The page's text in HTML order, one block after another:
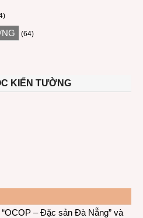
(64)
KIẾN TƯỜNG
– Đặc sản Đà Nẵng” và